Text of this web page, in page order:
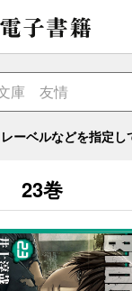
ーベルなどを指定し
23巻